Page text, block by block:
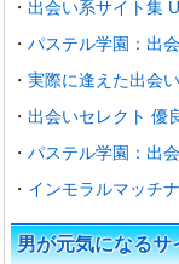
出会い系サイト集
パステル学園：出
実際に逢えた出会
出会いセレクト 優
パステル学園：出
インモラルマッチ
男が元気になるサ